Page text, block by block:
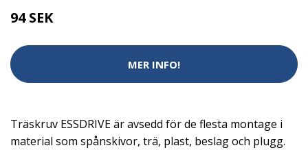
94 SEK
MER INFO!
Träskruv ESSDRIVE är avsedd för de flesta montage i
material som spånskivor, trä, plast, beslag och plugg.